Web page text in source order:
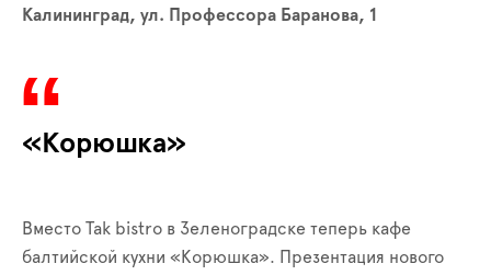
Калининград, ул. Профессора Баранова, 1
«Корюшка»
Вместо Tak bistro в Зеленоградске теперь кафе
балтийской кухни «Корюшка». Презентация нового